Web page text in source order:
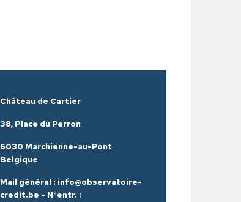
Château de Cartier
38, Place du Perron
6030 Marchienne-au-Pont
Belgique
Mail général : info@observatoire-
credit.be - N°entr. :